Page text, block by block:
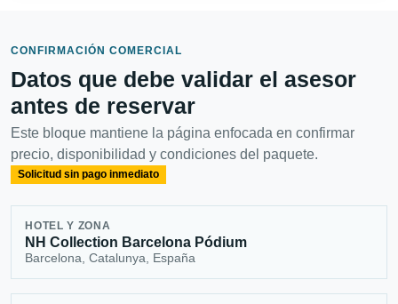
CONFIRMACIÓN COMERCIAL
Datos que debe validar el asesor
antes de reservar
Este bloque mantiene la página enfocada en confirmar
precio, disponibilidad y condiciones del paquete.
Solicitud sin pago inmediato
HOTEL Y ZONA
NH Collection Barcelona Pódium
Barcelona, Catalunya, España